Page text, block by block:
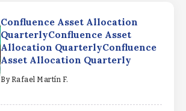
Confluence Asset Allocation
QuarterlyConfluence Asset
Allocation QuarterlyConfluence
Asset Allocation Quarterly
By Rafael Martín F.